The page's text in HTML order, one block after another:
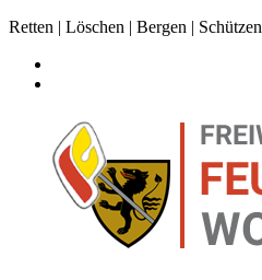
Retten | Löschen | Bergen | Schützen